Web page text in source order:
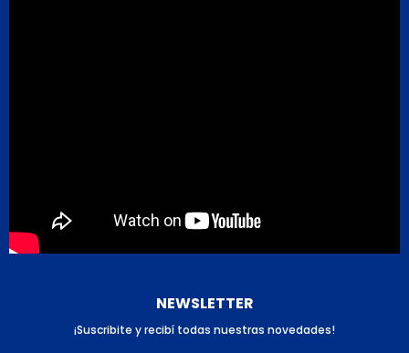
NEWSLETTER
¡Suscribite y recibí todas nuestras novedades!